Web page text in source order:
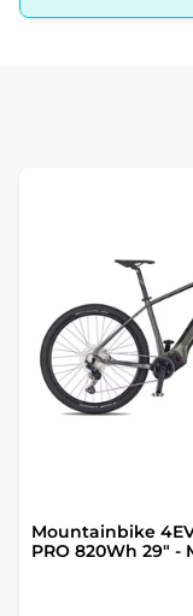
Mountainbike
PRO 820Wh 29" -